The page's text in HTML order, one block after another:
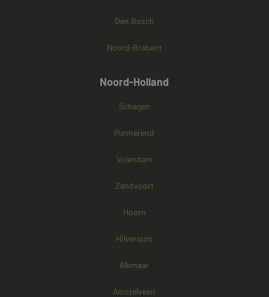
Den Bosch
Noord-Brabant
Noord-Holland
Schagen
Purmerend
Volendam
Zandvoort
Hoorn
Hilversum
Alkmaar
Amstelveen